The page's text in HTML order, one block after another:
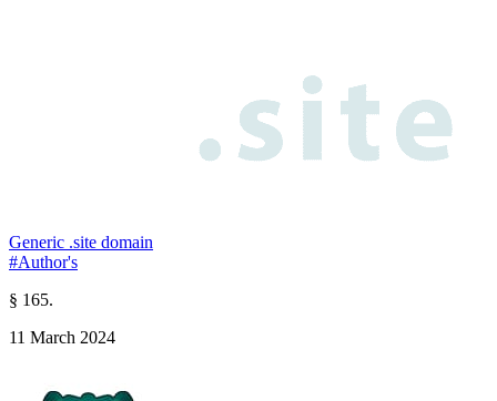
Generic .site domain
#Author's
§ 165.
11 March 2024